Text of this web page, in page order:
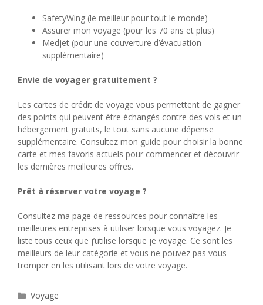
SafetyWing (le meilleur pour tout le monde)
Assurer mon voyage (pour les 70 ans et plus)
Medjet (pour une couverture d’évacuation
supplémentaire)
Envie de voyager gratuitement ?
Les cartes de crédit de voyage vous permettent de gagner
des points qui peuvent être échangés contre des vols et un
hébergement gratuits, le tout sans aucune dépense
supplémentaire. Consultez mon guide pour choisir la bonne
carte et mes favoris actuels pour commencer et découvrir
les dernières meilleures offres.
Prêt à réserver votre voyage ?
Consultez ma page de ressources pour connaître les
meilleures entreprises à utiliser lorsque vous voyagez. Je
liste tous ceux que j’utilise lorsque je voyage. Ce sont les
meilleurs de leur catégorie et vous ne pouvez pas vous
tromper en les utilisant lors de votre voyage.
Catégories
Voyage